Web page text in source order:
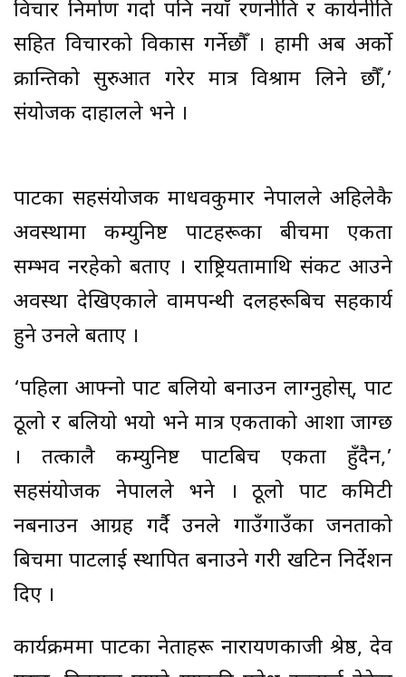
विचार निर्माण गर्दा पनि नयाँ रणनीति र कार्यनीति
सहित विचारको विकास गर्नेछौँ । हामी अब अर्को
क्रान्तिको सुरुआत गरेर मात्र विश्राम लिने छौँ,’
संयोजक दाहालले भने ।
पार्टीका सहसंयोजक माधवकुमार नेपालले अहिलेकै
अवस्थामा कम्युनिष्ट पार्टीहरूका बीचमा एकता
सम्भव नरहेको बताए । राष्ट्रियतामाथि संकट आउने
अवस्था देखिएकाले वामपन्थी दलहरूबिच सहकार्य
हुने उनले बताए ।
‘पहिला आफ्नो पार्टी बलियो बनाउन लाग्नुहोस्, पार्टी
ठूलो र बलियो भयो भने मात्र एकताको आशा जाग्छ
। तत्कालै कम्युनिष्ट पार्टीबिच एकता हुँदैन,’
सहसंयोजक नेपालले भने । ठूलो पार्टी कमिटी
नबनाउन आग्रह गर्दै उनले गाउँगाउँका जनताको
बिचमा पार्टीलाई स्थापित बनाउने गरी खटिन निर्देशन
दिए ।
कार्यक्रममा पार्टीका नेताहरू नारायणकाजी श्रेष्ठ, देव